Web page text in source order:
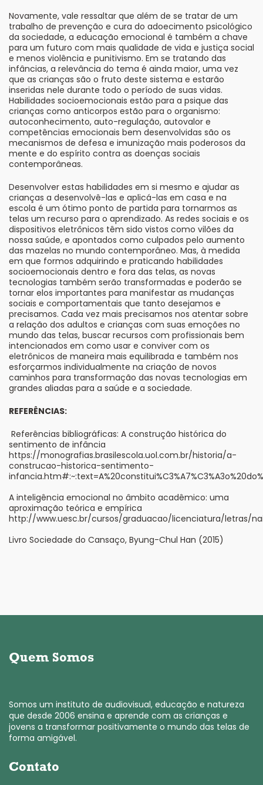
Novamente, vale ressaltar que além de se tratar de um
trabalho de prevenção e cura do adoecimento psicológico
da sociedade, a educação emocional é também a chave
para um futuro com mais qualidade de vida e justiça social
e menos violência e punitivismo. Em se tratando das
infâncias, a relevância do tema é ainda maior, uma vez
que as crianças são o fruto deste sistema e estarão
inseridas nele durante todo o período de suas vidas.
Habilidades socioemocionais estão para a psique das
crianças como anticorpos estão para o organismo:
autoconhecimento, auto-regulação, autovalor e
competências emocionais bem desenvolvidas são os
mecanismos de defesa e imunização mais poderosos da
mente e do espírito contra as doenças sociais
contemporâneas.
Desenvolver estas habilidades em si mesmo e ajudar as
crianças a desenvolvê-las e aplicá-las em casa e na
escola é um ótimo ponto de partida para tornarmos as
telas um recurso para o aprendizado. As redes sociais e os
dispositivos eletrônicos têm sido vistos como vilões da
nossa saúde, e apontados como culpados pelo aumento
das mazelas no mundo contemporâneo. Mas, à medida
em que formos adquirindo e praticando habilidades
socioemocionais dentro e fora das telas, as novas
tecnologias também serão transformadas e poderão se
tornar elos importantes para manifestar as mudanças
sociais e comportamentais que tanto desejamos e
precisamos. Cada vez mais precisamos nos atentar sobre
a relação dos adultos e crianças com suas emoções no
mundo das telas, buscar recursos com profissionais bem
intencionados em como usar e conviver com os
eletrônicos de maneira mais equilibrada e também nos
esforçarmos individualmente na criação de novos
caminhos para transformação das novas tecnologias em
grandes aliadas para a saúde e a sociedade.
REFERÊNCIAS:
Referências bibliográficas: A construção histórica do
sentimento de infância
https://monografias.brasilescola.uol.com.br/historia/a-
construcao-historica-sentimento-
A inteligência emocional no âmbito acadêmico: uma
aproximação teórica e empírica
http://www.uesc.br/cursos/graduacao/licenciatura/letras/
Livro Sociedade do Cansaço, Byung-Chul Han (2015)
Quem Somos
Somos um instituto de audiovisual, educação e natureza
que desde 2006 ensina e aprende com as crianças e
jovens a transformar positivamente o mundo das telas de
forma amigável.
Contato